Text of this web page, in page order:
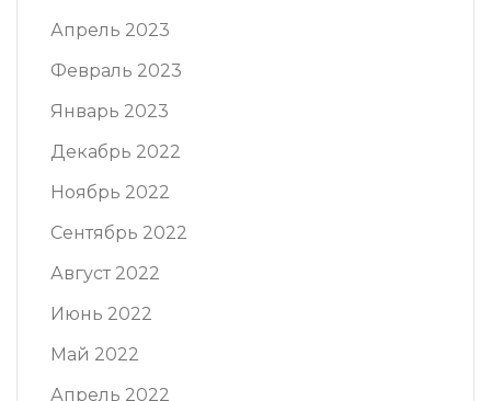
Апрель 2023
Февраль 2023
Январь 2023
Декабрь 2022
Ноябрь 2022
Сентябрь 2022
Август 2022
Июнь 2022
Май 2022
Апрель 2022